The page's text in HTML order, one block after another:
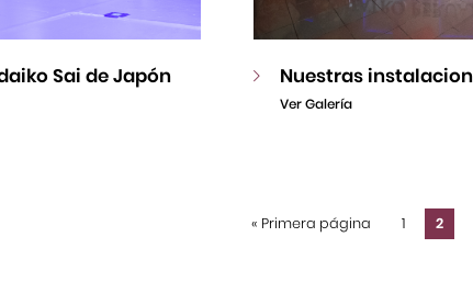
Sai de Japón Nuestras
Ver Galería
« Primera página 1 2